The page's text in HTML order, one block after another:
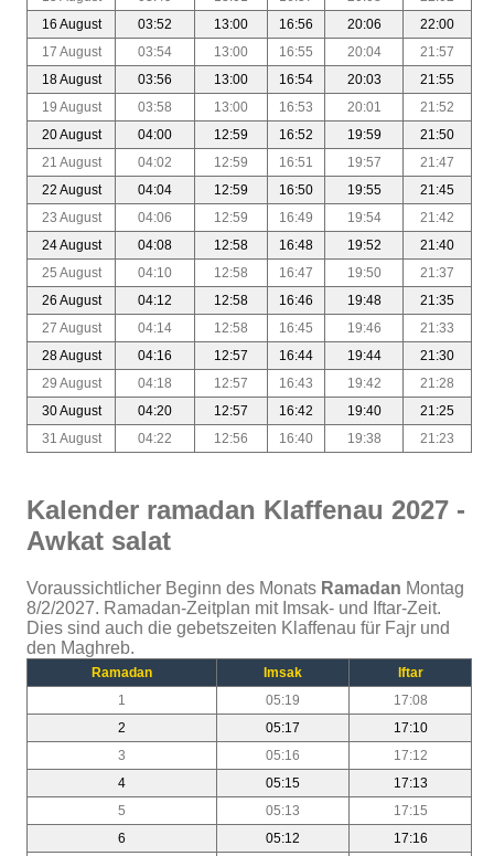
16 August
03:52 13:00 16:56 20:06
22:00
17 August
03:54 13:00 16:55 20:04
21:57
18 August
03:56 13:00 16:54 20:03
21:55
19 August
03:58 13:00 16:53 20:01
21:52
20 August
04:00 12:59 16:52 19:59
21:50
21 August
04:02 12:59 16:51 19:57
21:47
22 August
04:04 12:59 16:50 19:55
21:45
23 August
04:06 12:59 16:49 19:54
21:42
24 August
04:08 12:58 16:48 19:52
21:40
25 August
04:10 12:58 16:47 19:50
21:37
26 August
04:12 12:58 16:46 19:48
21:35
27 August
04:14 12:58 16:45 19:46
21:33
28 August
04:16 12:57 16:44 19:44
21:30
29 August
04:18 12:57 16:43 19:42
21:28
30 August
04:20 12:57 16:42 19:40
21:25
31 August
04:22 12:56 16:40 19:38 21:23
Kalender ramadan Klaffenau 2027 -
Awkat salat
Voraussichtlicher Beginn des Monats Ramadan Montag
8/2/2027. Ramadan-Zeitplan mit Imsak- und Iftar-Zeit.
Dies sind auch die gebetszeiten Klaffenau für Fajr und
den Maghreb.
Ramadan Imsak
Iftar
1
05:19
17:08
2
05:17
17:10
3
05:16
17:12
4
05:15
17:13
5
05:13
17:15
6
05:12
17:16